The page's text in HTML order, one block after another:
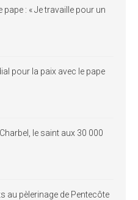
: « Je travaille pour un
pour la paix avec le pape
le saint aux 30 000
au pèlerinage de Pentecôte